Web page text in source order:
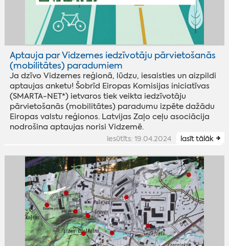
Aptauja par Vidzemes iedzīvotāju pārvietošanās
(mobilitātes) paradumiem
Ja dzīvo Vidzemes reģionā, lūdzu, iesaisties un aizpildi
aptaujas anketu! Šobrīd Eiropas Komisijas iniciatīvas
(SMARTA-NET*) ietvaros tiek veikta iedzīvotāju
pārvietošanās (mobilitātes) paradumu izpēte dažādu
Eiropas valstu reģionos. Latvijas Zaļo ceļu asociācija
nodrošina aptaujas norisi Vidzemē.
iesūtīts: 19.04.2024 lasīt tālāk